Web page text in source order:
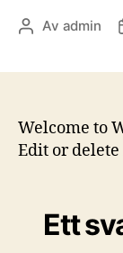
Av admin
Welcome to
Edit or
Ett